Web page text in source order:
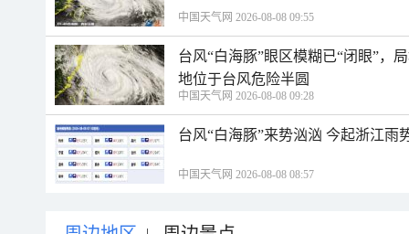
中国天气网 2026-08-08 09:55
台风“白海豚”眼区模糊已“闭眼”，
地位于台风危险半圆
中国天气网 2026-08-08 09:28
台风“白海豚”来势汹汹 今起浙江雨
中国天气网 2026-08-08 08:57